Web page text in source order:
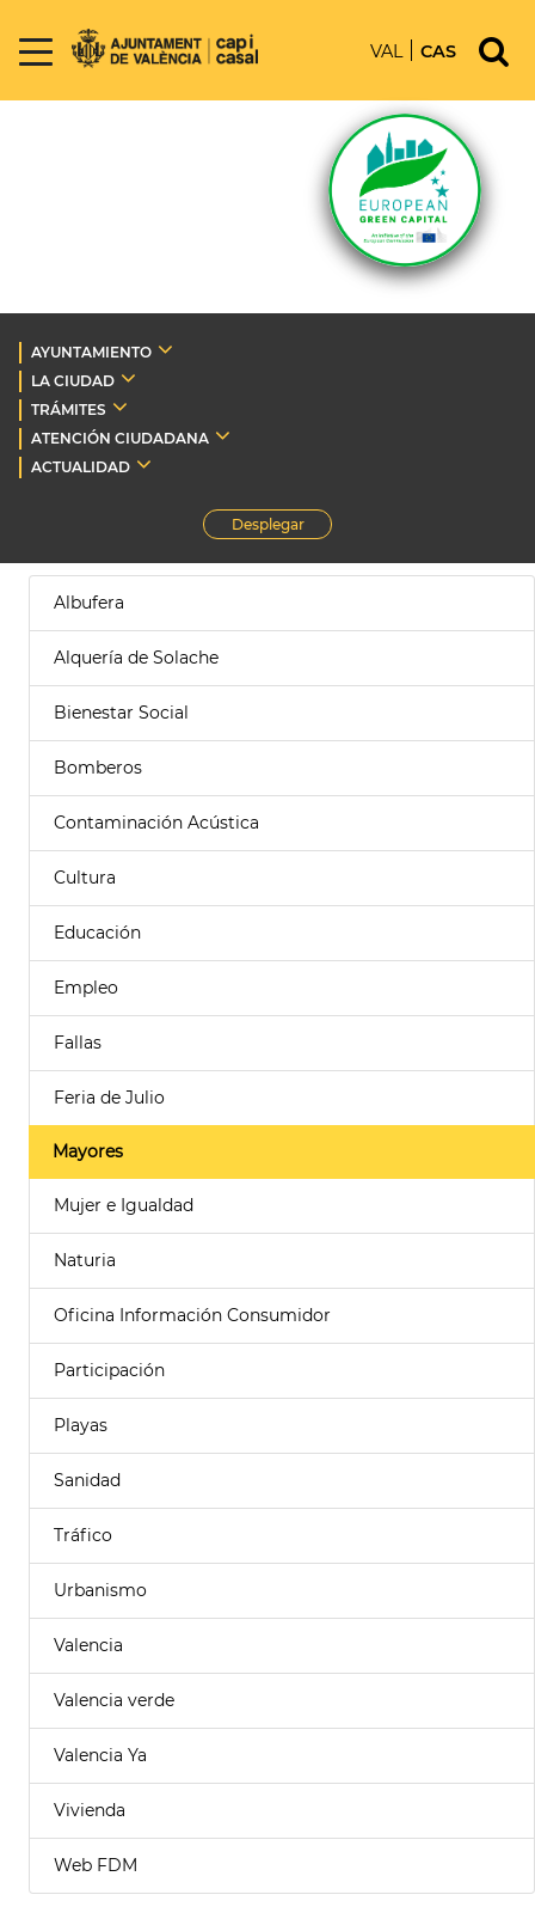
VAL CAS
AYUNTAMIENTO
LA CIUDAD
TRÁMITES
ATENCIÓN CIUDADANA
ACTUALIDAD
Desplegar
Albufera
Alquería de Solache
Bienestar Social
Bomberos
Contaminación Acústica
Cultura
Educación
Empleo
Fallas
Feria de Julio
Mayores
Mujer e Igualdad
Naturia
Oficina Información Consumidor
Participación
Playas
Sanidad
Tráfico
Urbanismo
Valencia
Valencia verde
Valencia Ya
Vivienda
Web FDM